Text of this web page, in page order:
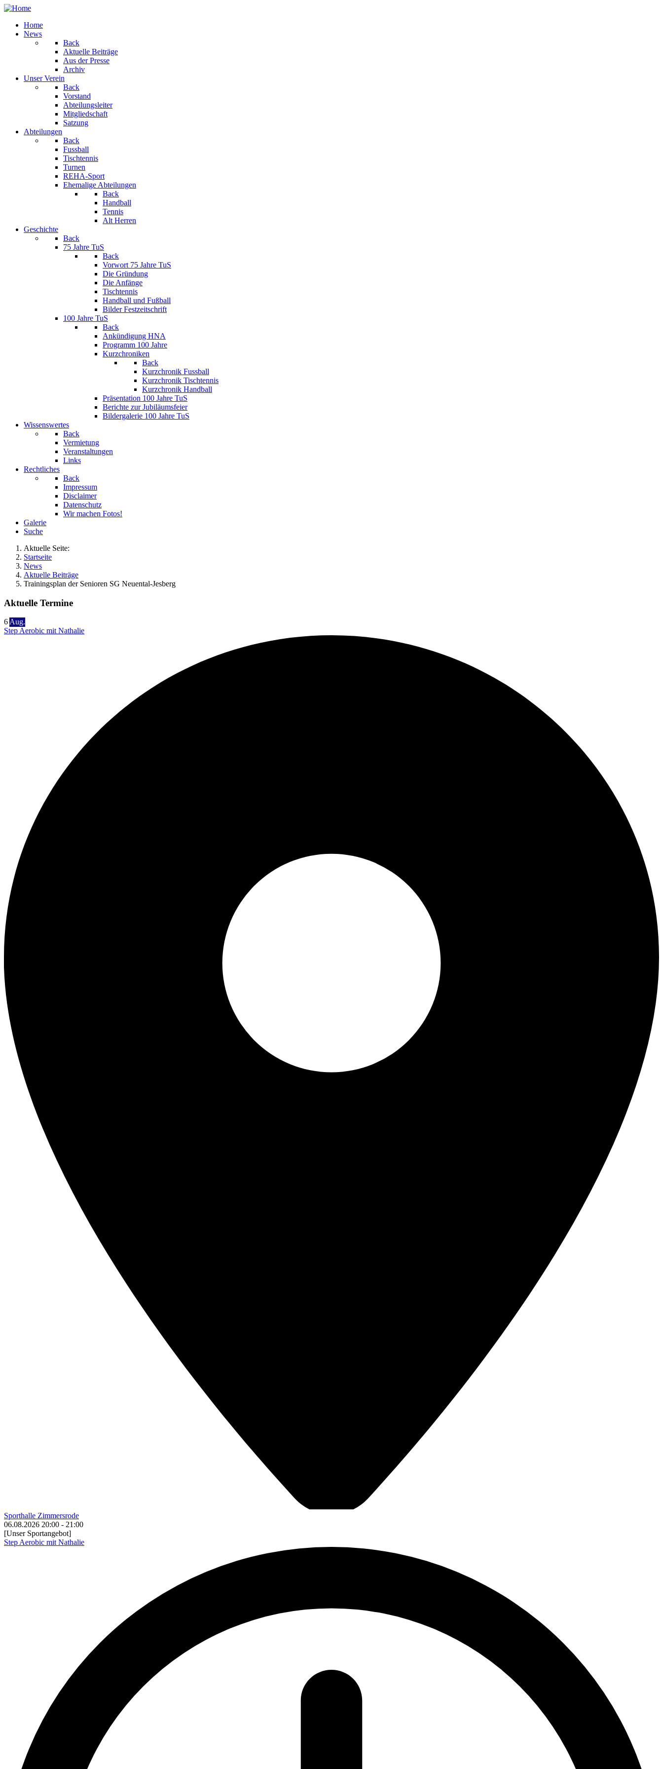
Home
News
Back
Aktuelle Beiträge
Aus der Presse
Archiv
Unser Verein
Back
Vorstand
Abteilungsleiter
Mitgliedschaft
Satzung
Abteilungen
Back
Fussball
Tischtennis
Turnen
REHA-Sport
Ehemalige Abteilungen
Back
Handball
Tennis
Alt Herren
Geschichte
Back
75 Jahre TuS
Back
Vorwort 75 Jahre TuS
Die Gründung
Die Anfänge
Tischtennis
Handball und Fußball
Bilder Festzeitschrift
100 Jahre TuS
Back
Ankündigung HNA
Programm 100 Jahre
Kurzchroniken
Back
Kurzchronik Fussball
Kurzchronik Tischtennis
Kurzchronik Handball
Präsentation 100 Jahre TuS
Berichte zur Jubiläumsfeier
Bildergalerie 100 Jahre TuS
Wissenswertes
Back
Vermietung
Veranstaltungen
Links
Rechtliches
Back
Impressum
Disclaimer
Datenschutz
Wir machen Fotos!
Galerie
Suche
Aktuelle Seite:
Startseite
News
Aktuelle Beiträge
Trainingsplan der Senioren SG Neuental-Jesberg
Aktuelle Termine
6Aug.
Step Aerobic mit Nathalie
Sporthalle Zimmersrode
06.08.2026 20:00 - 21:00
[Unser Sportangebot]
Step Aerobic mit Nathalie